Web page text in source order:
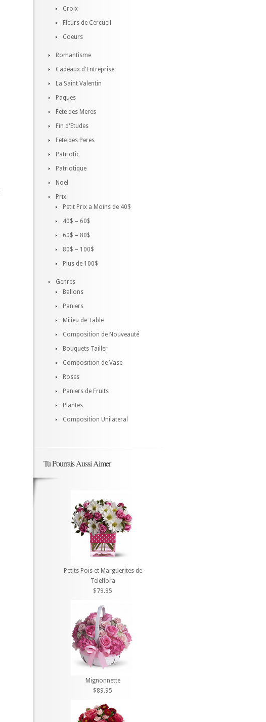
Croix
Fleurs de Cercueil
Coeurs
Romantisme
Cadeaux d'Entreprise
La Saint Valentin
Paques
Fete des Meres
Fin d'Etudes
Fete des Peres
Patriotic
Patriotique
Noel
Prix
Petit Prix a Moins de 40$
40$ – 60$
60$ – 80$
80$ – 100$
Plus de 100$
Genres
Ballons
Paniers
Milieu de Table
Composition de Nouveauté
Bouquets Tailler
Composition de Vase
Roses
Paniers de Fruits
Plantes
Composition Unilateral
Tu Pourrais Aussi Aimer
Petits Pois et Marguerites de
Teleflora
$79.95
Mignonnette
$89.95